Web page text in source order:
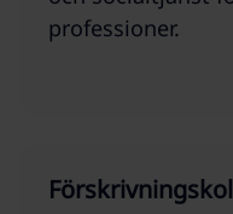
professioner.